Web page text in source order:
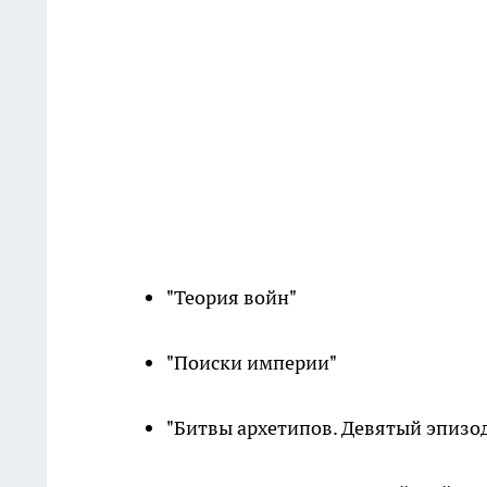
"Теория войн"
"Поиски империи"
"Битвы архетипов. Девятый